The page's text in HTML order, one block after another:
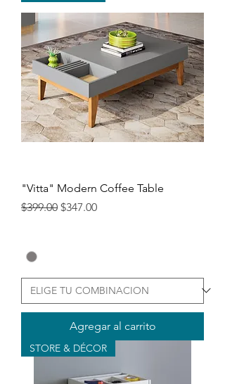
"Vitta" Modern Coffee Table
Precio
$399.00 Precio de oferta
$347.00
Agregar al carrito
STORE & DÉCOR